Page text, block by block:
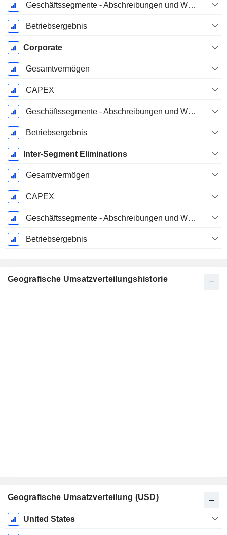
Geschäftssegmente - Abschreibungen und Wertminderungen
Betriebsergebnis
Corporate
Gesamtvermögen
CAPEX
Geschäftssegmente - Abschreibungen und Wertminderungen
Betriebsergebnis
Inter-Segment Eliminations
Gesamtvermögen
CAPEX
Geschäftssegmente - Abschreibungen und Wertminderungen
Betriebsergebnis
Geografische Umsatzverteilungshistorie
Geografische Umsatzverteilung (USD)
Ende d.
Geschäftsjahres:
United States